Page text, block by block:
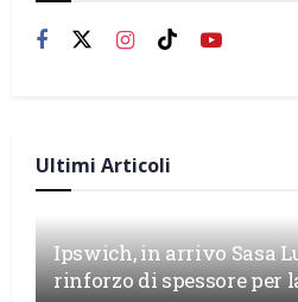
Ultimi Articoli
Ipswich, in arrivo Sasa
rinforzo di spessore per